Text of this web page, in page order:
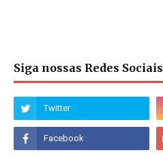
Siga nossas Redes Sociais